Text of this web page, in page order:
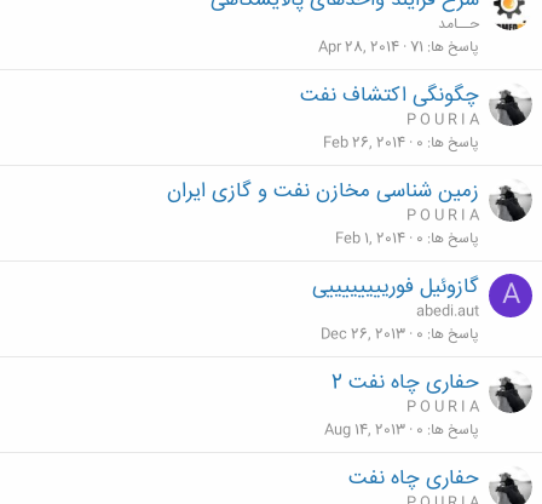
حــامد
پاسخ ها 71
Apr 28, 2014
چگونگی اکتشاف نفت
P O U R I A
پاسخ ها 0
Feb 26, 2014
زمین شناسی مخازن نفت و گازی ایران
P O U R I A
پاسخ ها 0
Feb 1, 2014
A گازوئیل فورییییییییی
abedi.aut
پاسخ ها 0
Dec 26, 2013
حفاری چاه نفت 2
P O U R I A
پاسخ ها 0
Aug 14, 2013
حفاری چاه نفت